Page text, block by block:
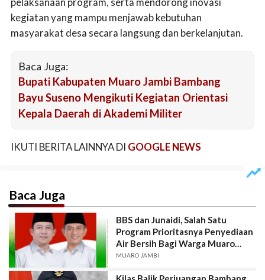
kegiatan yang mampu menjawab kebutuhan
masyarakat desa secara langsung dan berkelanjutan.
Baca Juga:
Bupati Kabupaten Muaro Jambi Bambang
Bayu Suseno Mengikuti Kegiatan Orientasi
Kepala Daerah di Akademi Militer
IKUTI BERITA LAINNYA DI GOOGLE NEWS
Baca Juga
BBS dan Junaidi, Salah Satu
Program Prioritasnya Penyediaan
Air Bersih Bagi Warga Muaro
Jambi.
MUARO JAMBI